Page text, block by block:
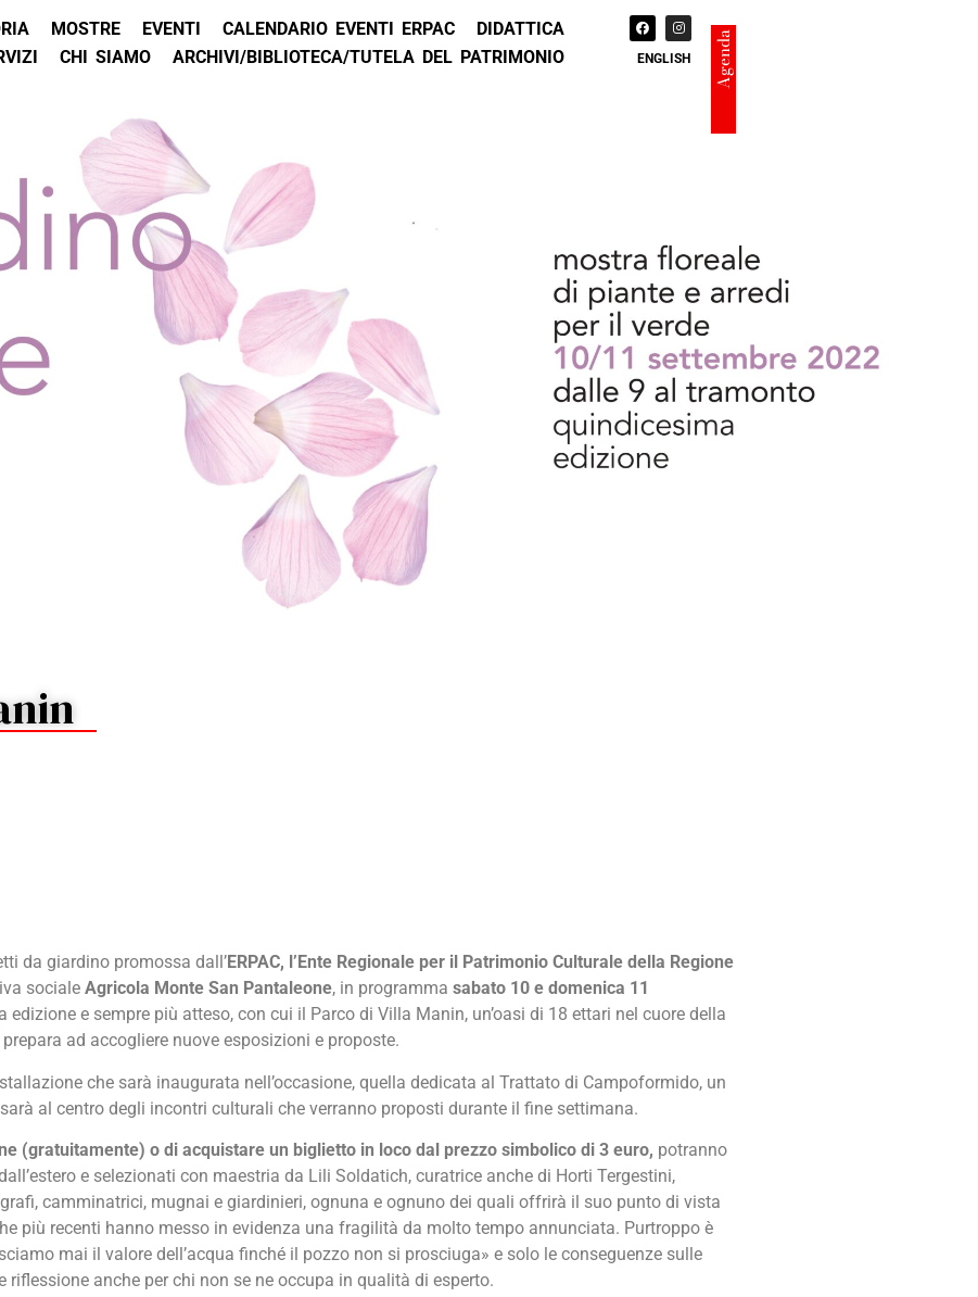
MOSTRE EVENTI CALENDARIO EVENTI ERPAC
DIDATTICA
CHI SIAMO ARCHIVI/BIBLIOTECA/TUTELA DEL PATRIMONIO ENGLISH Agenda
da giardino promossa dall’ERPAC, l’Ente Regionale per il Patrimonio Culturale della Regione
sociale Agricola Monte San Pantaleone, in programma sabato 10 e domenica 11
e sempre più atteso, con cui il Parco di Villa Manin, un’oasi di 18 ettari nel cuore della
ad accogliere nuove esposizioni e proposte.
che sarà inaugurata nell’occasione, quella dedicata al Trattato di Campoformido, un
al centro degli incontri culturali che verranno proposti durante il fine settimana.
(gratuitamente) o di acquistare un biglietto in loco dal prezzo simbolico di 3 euro, potranno
e selezionati con maestria da Lili Soldatich, curatrice anche di Horti Tergestini,
camminatrici, mugnai e giardinieri, ognuna e ognuno dei quali offrirà il suo punto di vista
più recenti hanno messo in evidenza una fragilità da molto tempo annunciata. Purtroppo è
mai il valore dell’acqua finché il pozzo non si prosciuga» e solo le conseguenze sulle
anche per chi non se ne occupa in qualità di esperto.